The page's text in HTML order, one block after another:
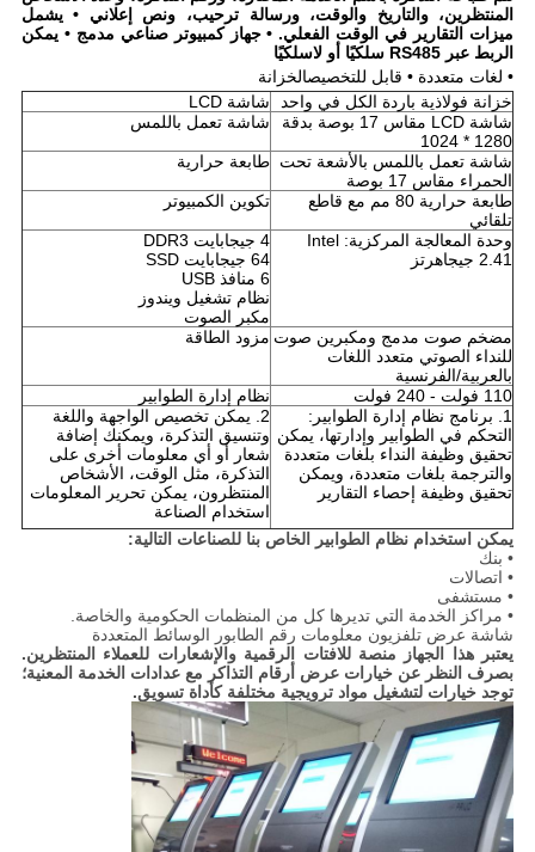
المنتظرين، والتاريخ والوقت، ورسالة ترحيب، ونص إعلاني • يشمل
ميزات التقارير في الوقت الفعلي. • جهاز كمبيوتر صناعي مدمج • يمكن
الربط عبر RS485 سلكيًا أو لاسلكيًا
• لغات متعددة • قابل للتخصيصالخزانة
خزانة فولاذية باردة الكل في واحد
شاشة LCD
شاشة LCD مقاس 17 بوصة بدقة
1280 * 1024
شاشة تعمل باللمس
شاشة تعمل باللمس بالأشعة تحت
الحمراء مقاس 17 بوصة
طابعة حرارية
طابعة حرارية 80 مم مع قاطع
تلقائي
تكوين الكمبيوتر
وحدة المعالجة المركزية: Intel
2.41 جيجاهرتز
4 جيجابايت DDR3
64 جيجابايت SSD
6 منافذ USB
نظام تشغيل ويندوز
مكبر الصوت
مضخم صوت مدمج ومكبرين صوت
للنداء الصوتي متعدد اللغات
بالعربية/الفرنسية
مزود الطاقة
110 فولت - 240 فولت
نظام إدارة الطوابير
1. برنامج نظام إدارة الطوابير:
التحكم في الطوابير وإدارتها، يمكن
تحقيق وظيفة النداء بلغات متعددة
والترجمة بلغات متعددة، ويمكن
تحقيق وظيفة إحصاء التقارير
2. يمكن تخصيص الواجهة واللغة
وتنسيق التذكرة، ويمكنك إضافة
شعار أو أي معلومات أخرى على
التذكرة، مثل الوقت، الأشخاص
المنتظرون، يمكن تحرير المعلومات
استخدام الصناعة
يمكن استخدام نظام الطوابير الخاص بنا للصناعات التالية:
• بنك
• اتصالات
• مستشفى
• مراكز الخدمة التي تديرها كل من المنظمات الحكومية والخاصة.
شاشة عرض تلفزيون معلومات رقم الطابور الوسائط المتعددة
يعتبر هذا الجهاز منصة للافتات الرقمية والإشعارات للعملاء المنتظرين.
بصرف النظر عن خيارات عرض أرقام التذاكر مع عدادات الخدمة المعنية؛
توجد خيارات لتشغيل مواد ترويجية مختلفة كأداة تسويق.